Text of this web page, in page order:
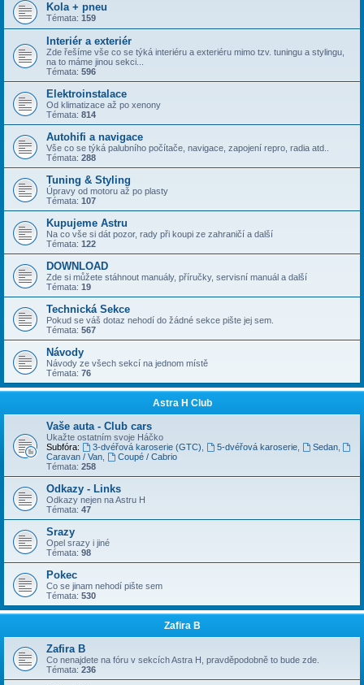
Kola + pneu
Témata: 159
Interiér a exteriér
Zde řešíme vše co se týká interiéru a exteriéru mimo tzv. tuningu a stylingu,
na to máme jinou sekci...
Témata: 596
Elektroinstalace
Od klimatizace až po xenony
Témata: 814
Autohifi a navigace
Vše co se týká palubního počítače, navigace, zapojení repro, radia atd..
Témata: 288
Tuning & Styling
Úpravy od motoru až po plasty
Témata: 107
Kupujeme Astru
Na co vše si dát pozor, rady při koupi ze zahraničí a další
Témata: 122
DOWNLOAD
Zde si můžete stáhnout manuály, příručky, servisní manuál a další
Témata: 19
Technická Sekce
Pokud se váš dotaz nehodí do žádné sekce pište jej sem.
Témata: 567
Návody
Návody ze všech sekcí na jednom místě
Témata: 76
Astra H Club
Vaše auta - Club cars
Ukažte ostatním svoje Háčko
Subfóra:
3-dvéřová karoserie (GTC) 5-dvéřová karoserie, Sedan,
Caravan / Van
Coupé / Cabrio
Témata: 258
Odkazy - Links
Odkazy nejen na Astru H
Témata: 47
Srazy
Opel srazy i jiné
Témata: 98
Pokec
Co se jinam nehodí pište sem
Témata: 530
Zafira B
Zafira B
Co nenajdete na fóru v sekcích Astra H, pravděpodobně to bude zde.
Témata: 236